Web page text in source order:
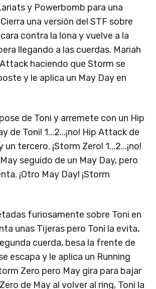
y Powerbomb para una
una versión del STF sobre
contra la lona y vuelve a la
llegando a las cuerdas. Mariah
haciendo que Storm se
y le aplica un May Day en
de Toni y arremete con un Hip
de Toni! 1...2...¡no! Hip Attack de
tercero. ¡Storm Zero! 1...2...¡no!
seguido de un May Day, pero
¡Otro May Day! ¡Storm
furiosamente sobre Toni en
unas Tijeras pero Toni la evita,
cuerda, besa la frente de
escapa y le aplica un Running
Zero pero May gira para bajar
de May al volver al ring, Toni la